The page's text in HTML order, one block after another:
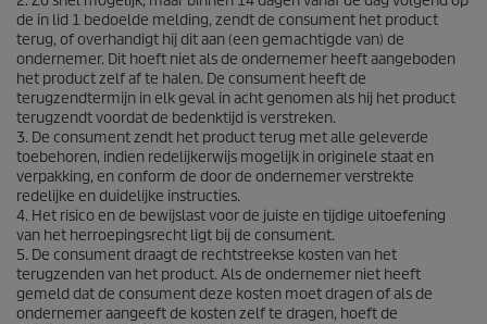
de in lid 1 bedoelde melding, zendt de consument het product
terug, of overhandigt hij dit aan (een gemachtigde van) de
ondernemer. Dit hoeft niet als de ondernemer heeft aangeboden
het product zelf af te halen. De consument heeft de
terugzendtermijn in elk geval in acht genomen als hij het product
terugzendt voordat de bedenktijd is verstreken.
3. De consument zendt het product terug met alle geleverde
toebehoren, indien redelijkerwijs mogelijk in originele staat en
verpakking, en conform de door de ondernemer verstrekte
redelijke en duidelijke instructies.
4. Het risico en de bewijslast voor de juiste en tijdige uitoefening
van het herroepingsrecht ligt bij de consument.
5. De consument draagt de rechtstreekse kosten van het
terugzenden van het product. Als de ondernemer niet heeft
gemeld dat de consument deze kosten moet dragen of als de
ondernemer aangeeft de kosten zelf te dragen, hoeft de